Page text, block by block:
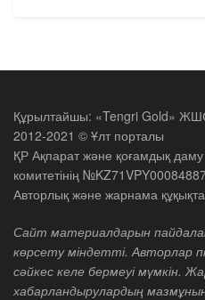
Құрылтайшы: «Tengri Gold»
2012-2021 © Ұлт порталы
ҚР Ақпарат және қоғамдық даму
комитетінің №KZ71VPY00084887
Авторлық және жарнама
Сайт материалдарын
көрсету міндетті. Авторлар
сәйкес келе бермеуі мүмкін.
хабарландырулардың